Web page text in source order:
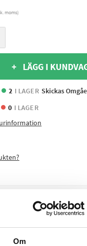
Om
moms)
+ LÄGG I
2 I LAGER Skickas
0 I LAGER